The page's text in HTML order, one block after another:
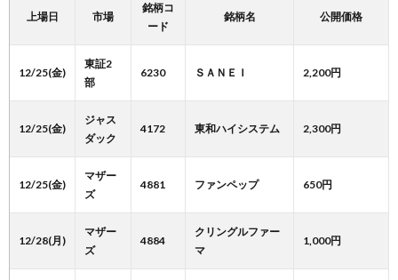
上場日 市場
銘柄コ
ード
銘柄名 公開価格
12/25(金)
東証2
部
6230 ＳＡＮＥＩ 2,200円
12/25(金)
ジャス
ダック
4172 東和ハイシステム 2,300円
12/25(金)
マザー
ズ
4881 ファンペップ 650円
12/28(月)
マザー
ズ
4884
クリングルファー
マ
1,000円